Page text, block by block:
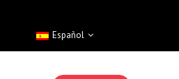
Español